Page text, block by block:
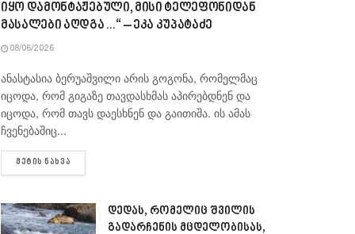
იყო დამონტაჟებული, მისი ტელეფონიდან
მასალები აღდგა…“ – ეკა კუპატაძე
08/06/2026
ანასტასია ბერუაშვილი არის გოგონა, რომელმაც
იცოდა, რომ გიგაზე თავდასხმას აპირებდნენ და
იცოდა, რომ თავს დაესხნენ და გაითიშა. ის ამას
ჩვენებაშიც...
ᲛᲔᲢᲘᲡ ᲜᲐᲮᲕᲐ
დედას, რომელიც შვილის
გადარჩენის მცდელობისას,